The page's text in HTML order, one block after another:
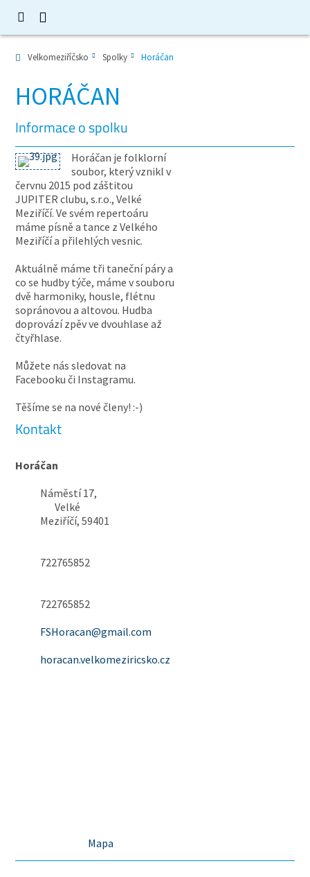
Velkomeziříčsko Spolky Horáčan
HORÁČAN
Informace o spolku
Horáčan je folklorní
soubor, který vznikl v
červnu 2015 pod záštitou
JUPITER clubu, s.r.o., Velké
Meziříčí. Ve svém repertoáru
máme písně a tance z Velkého
Meziříčí a přilehlých vesnic.
Aktuálně máme tři taneční páry a
co se hudby týče, máme v souboru
dvě harmoniky, housle, flétnu
sopránovou a altovou. Hudba
doprovází zpěv ve dvouhlase až
čtyřhlase.
Můžete nás sledovat na
Facebooku či Instagramu.
Těšíme se na nové členy! :-)
Kontakt
Horáčan
Náměstí 17,
Velké
Meziříčí, 59401
722765852
722765852
FSHoracan@gmail.com
horacan.velkomeziricsko.cz
Mapa